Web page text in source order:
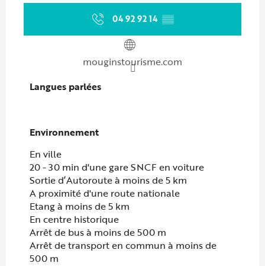
04 92 92 14 ▒▒
mouginstourisme.com
Langues parlées
Langues parlées
Environnement
Environnement
En ville
20 - 30 min d'une gare SNCF en voiture
Sortie d’Autoroute à moins de 5 km
A proximité d'une route nationale
Etang à moins de 5 km
En centre historique
Arrêt de bus à moins de 500 m
Arrêt de transport en commun à moins de
500 m